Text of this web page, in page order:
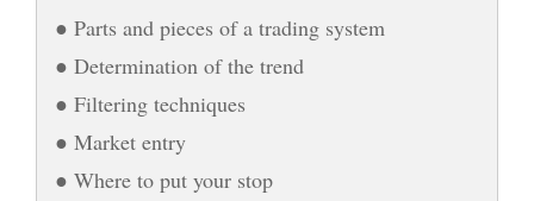
● Parts and pieces of a trading system
● Determination of the trend
● Filtering techniques
● Market entry
● Where to put your stop